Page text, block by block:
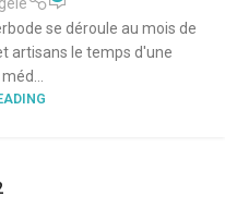
se déroule au mois de
artisans le temps d'une